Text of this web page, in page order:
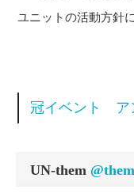
ユニットの活動方針
冠イベント ア
UN-them